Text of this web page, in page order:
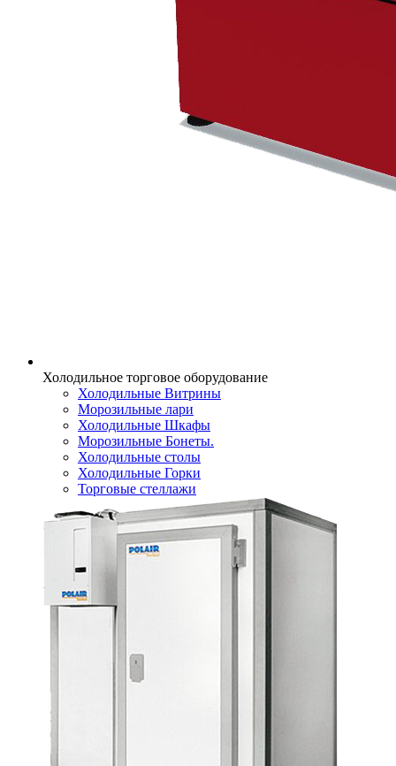
Холодильное торговое оборудование
Холодильные Витрины
Морозильные лари
Холодильные Шкафы
Морозильные Бонеты.
Холодильные столы
Холодильные Горки
Торговые стеллажи